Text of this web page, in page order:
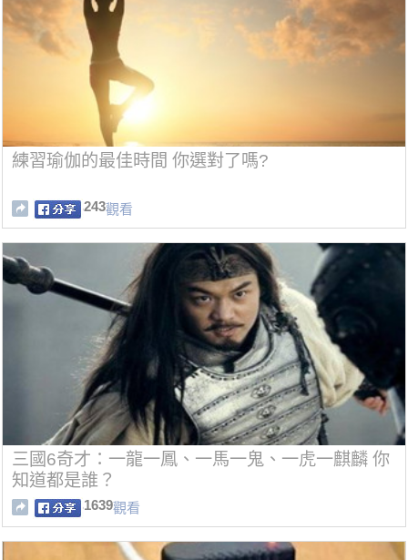
練習瑜伽的最佳時間 你選對了嗎?
243觀看
三國6奇才：一龍一鳳、一馬一鬼、一虎一麒麟 你
知道都是誰？
1639觀看